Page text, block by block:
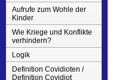
Aufrufe zum Wohle der
Kinder
Wie Kriege und Konflikte
verhindern?
Logik
Definition Covidioten /
Definition Covidiot